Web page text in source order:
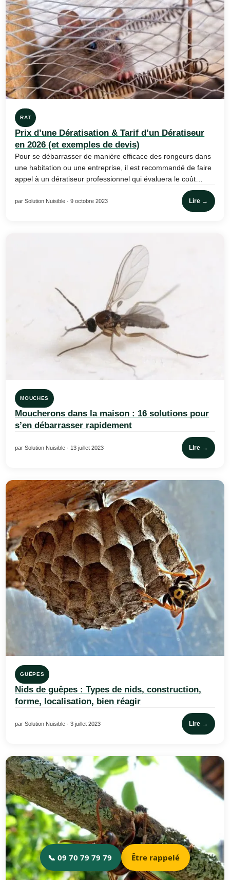
RAT
Prix d’une Dératisation & Tarif d’un Dératiseur
en 2026 (et exemples de devis)
Pour se débarrasser de manière efficace des rongeurs dans
une habitation ou une entreprise, il est recommandé de faire
appel à un dératiseur professionnel qui évaluera le coût…
par Solution Nuisible · 9 octobre 2023 Lire →
MOUCHES
Moucherons dans la maison : 16 solutions pour
s’en débarrasser rapidement
par Solution Nuisible · 13 juillet 2023 Lire →
GUÊPES
Nids de guêpes : Types de nids, construction,
forme, localisation, bien réagir
par Solution Nuisible · 3 juillet 2023 Lire →